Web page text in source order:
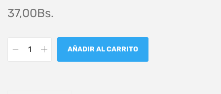
37,00Bs.
AÑADIR AL CARRITO